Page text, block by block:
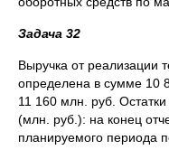
Задача 32
Выручка от реализации
определена в сумме 10
11 160 млн. руб.
(млн. руб.): на конец
планируемого периода